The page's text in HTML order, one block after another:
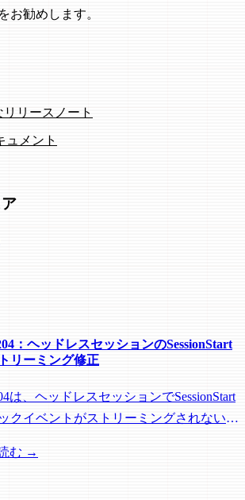
お勧めします。
リースノート
ュメント
：ヘッドレスセッションのSessionStart
リーミング修正
は、ヘッドレスセッションでSessionStart
クイベントがストリーミングされない問
ンテナンスリリースです。
む →